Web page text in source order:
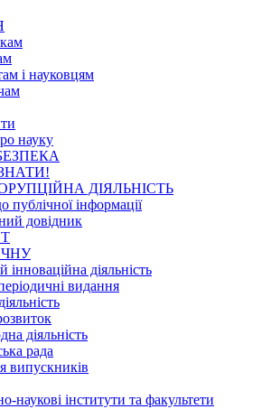
і науковцям
науку
ДІЯЛЬНІСТЬ
публічної інформації
довідник
ЧНУ
інноваційна діяльність
видання
діяльність
рада
випускників
наукові інститути та факультети